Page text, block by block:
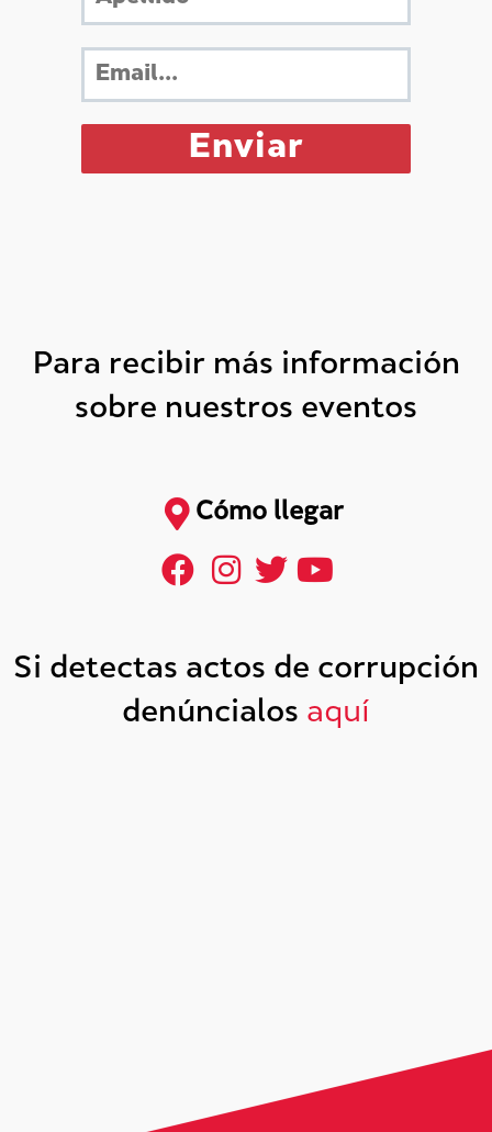
Para recibir más información
sobre nuestros eventos
Cómo llegar
Si detectas actos de corrupción
denúncialos aquí